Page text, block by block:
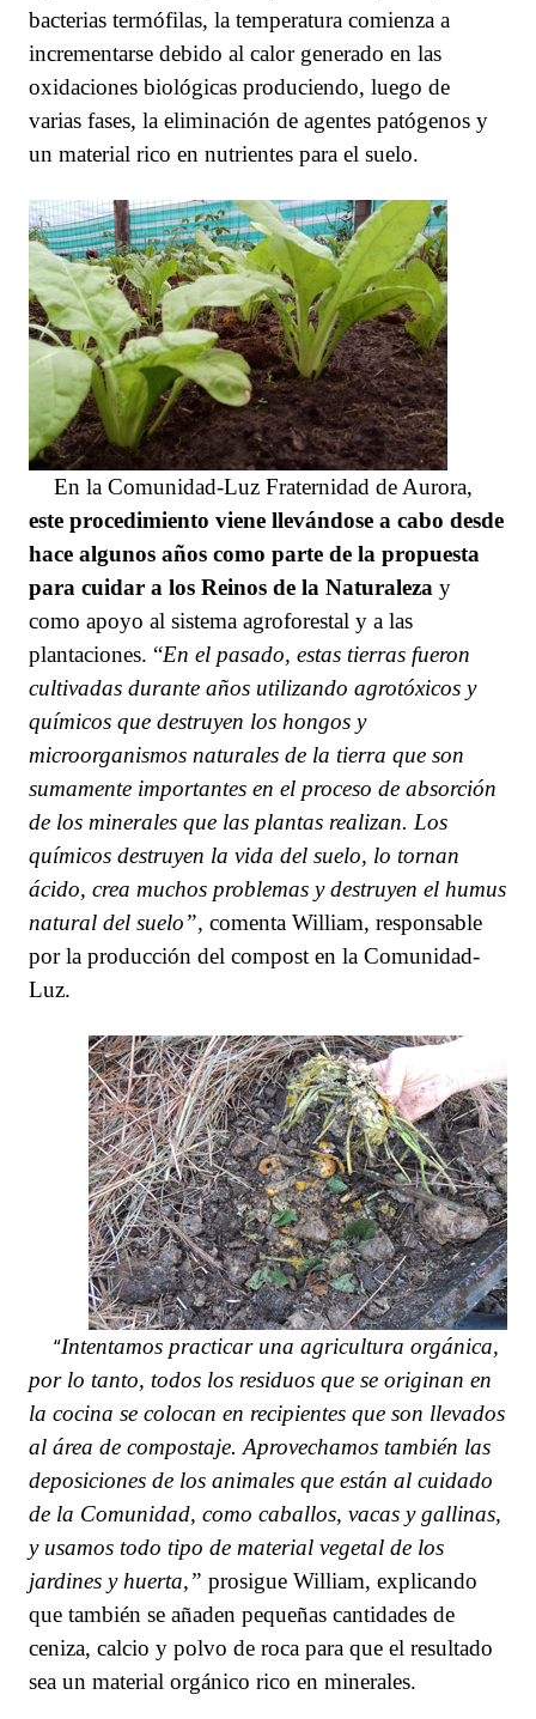
bacterias termófilas, la temperatura comienza a
incrementarse debido al calor generado en las
oxidaciones biológicas produciendo, luego de
varias fases, la eliminación de agentes patógenos y
un material rico en nutrientes para el suelo.
En la Comunidad-Luz Fraternidad de Aurora,
este procedimiento viene llevándose a cabo desde
hace algunos años como parte de la propuesta
para cuidar a los Reinos de la Naturaleza y
como apoyo al sistema agroforestal y a las
plantaciones. “En el pasado, estas tierras fueron
cultivadas durante años utilizando agrotóxicos y
químicos que destruyen los hongos y
microorganismos naturales de la tierra que son
sumamente importantes en el proceso de absorción
de los minerales que las plantas realizan. Los
químicos destruyen la vida del suelo, lo tornan
ácido, crea muchos problemas y destruyen el humus
natural del suelo”, comenta William, responsable
por la producción del compost en la Comunidad-
Luz.
“Intentamos practicar una agricultura orgánica,
por lo tanto, todos los residuos que se originan en
la cocina se colocan en recipientes que son llevados
al área de compostaje. Aprovechamos también las
deposiciones de los animales que están al cuidado
de la Comunidad, como caballos, vacas ygallinas,
y usamos todo tipo de material vegetal de los
jardines y huerta,” prosigue William, explicando
que también se añaden pequeñas cantidades de
ceniza, calcio y polvo de roca para que el resultado
sea un material orgánico rico en minerales.